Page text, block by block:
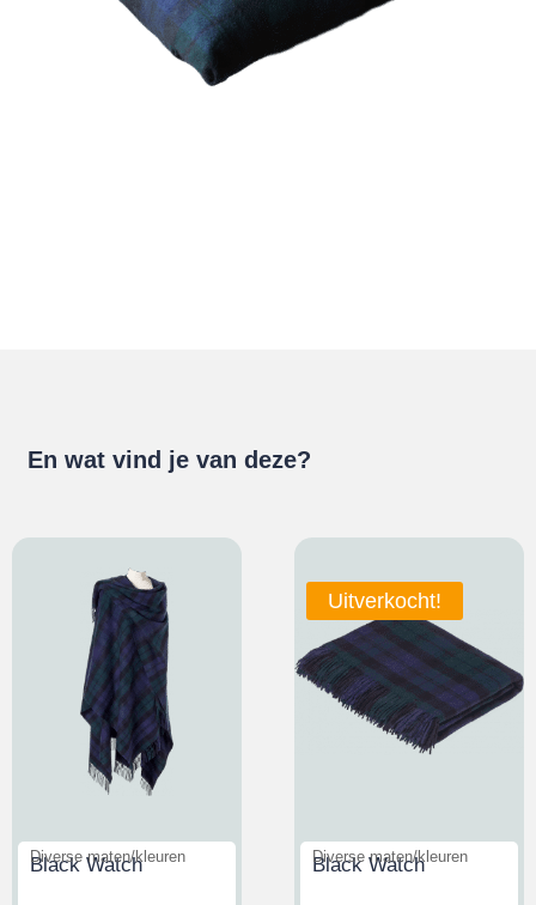
En wat vind je van deze?
Black Watch
Diverse maten/kleuren
Uitverkocht!
Black Watch
Diverse maten/kleuren